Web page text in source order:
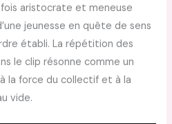
aristocrate et meneuse
jeunesse en quête de sens
établi. La répétition des
le clip résonne comme un
la force du collectif et à la
vide.